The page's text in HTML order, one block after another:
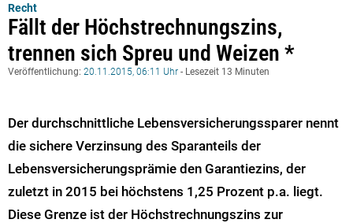
Recht
Fällt der Höchstrechnungszins,
trennen sich Spreu und Weizen *
Veröffentlichung: 20.11.2015, 06:11 Uhr - Lesezeit 13 Minuten
Der durchschnittliche Lebensversicherungssparer nennt
die sichere Verzinsung des Sparanteils der
Lebensversicherungsprämie den Garantiezins, der
zuletzt in 2015 bei höchstens 1,25 Prozent p.a. liegt.
Diese Grenze ist der Höchstrechnungszins zur